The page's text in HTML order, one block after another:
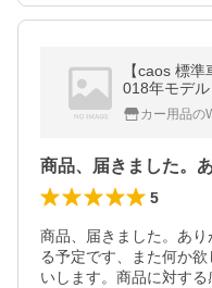
【caos 標
018年モ
60B19L/C8
付】にて販
カー用品の
5
商品、届きました。あ
る予定です、また何か
いします。商品に対す